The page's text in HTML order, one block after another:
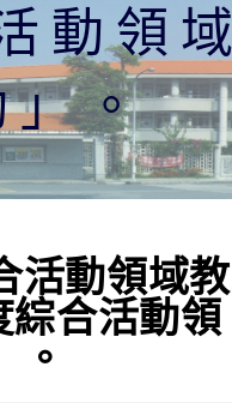
動領
」。
活動領域教
合活動領
。